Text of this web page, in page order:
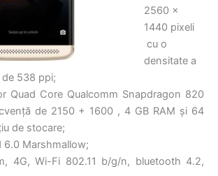
2560 x
1440 pixeli
cu o
densitate a
de 538 ppi;
Quad Core Qualcomm Snapdragon 820
de 2150 + 1600 , 4 GB RAM și 64
de stocare;
6.0 Marshmallow;
4G, Wi-Fi 802.11 b/g/n, bluetooth 4.2,